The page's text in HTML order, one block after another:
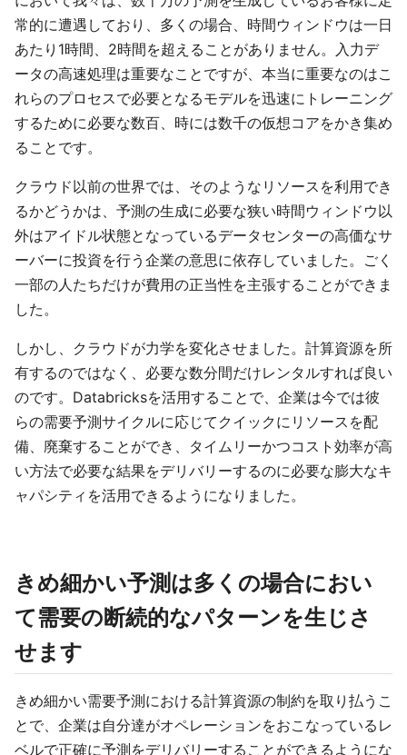
常的に遭遇しており、多くの場合、時間ウィンドウは一日
あたり1時間、2時間を超えることがありません。入力デ
ータの高速処理は重要なことですが、本当に重要なのはこ
れらのプロセスで必要となるモデルを迅速にトレーニング
するために必要な数百、時には数千の仮想コアをかき集め
ることです。
クラウド以前の世界では、そのようなリソースを利用でき
るかどうかは、予測の生成に必要な狭い時間ウィンドウ以
外はアイドル状態となっているデータセンターの高価なサ
ーバーに投資を行う企業の意思に依存していました。ごく
一部の人たちだけが費用の正当性を主張することができま
した。
しかし、クラウドが力学を変化させました。計算資源を所
有するのではなく、必要な数分間だけレンタルすれば良い
のです。Databricksを活用することで、企業は今では彼
らの需要予測サイクルに応じてクイックにリソースを配
備、廃棄することができ、タイムリーかつコスト効率が高
い方法で必要な結果をデリバリーするのに必要な膨大なキ
ャパシティを活用できるようになりました。
きめ細かい予測は多くの場合におい
て需要の断続的なパターンを生じさ
せます
きめ細かい需要予測における計算資源の制約を取り払うこ
とで、企業は自分達がオペレーションをおこなっているレ
ベルで正確に予測をデリバリーすることができるようにな